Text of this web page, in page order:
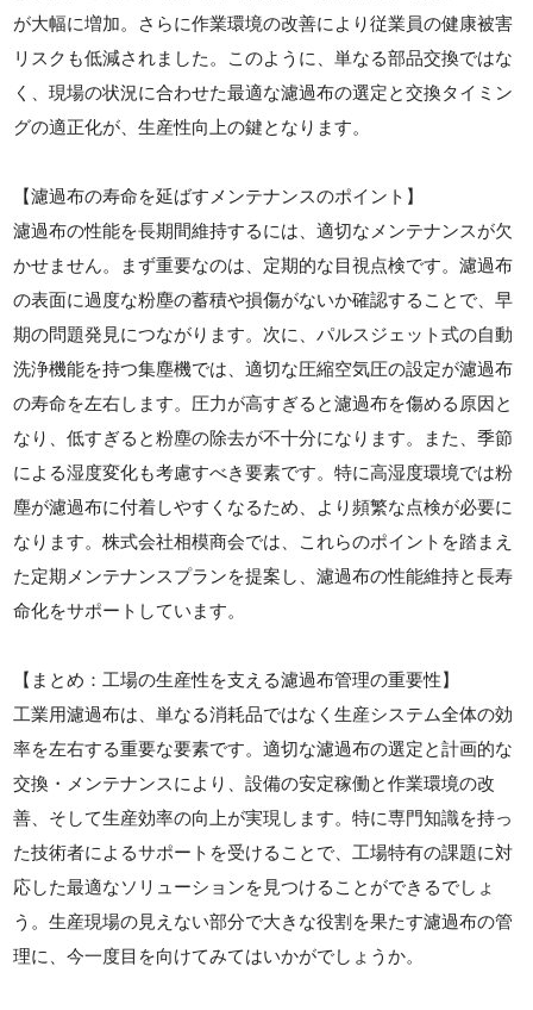
が大幅に増加。さらに作業環境の改善により従業員の健康被害
リスクも低減されました。このように、単なる部品交換ではな
く、現場の状況に合わせた最適な濾過布の選定と交換タイミン
グの適正化が、生産性向上の鍵となります。
【濾過布の寿命を延ばすメンテナンスのポイント】
濾過布の性能を長期間維持するには、適切なメンテナンスが欠
かせません。まず重要なのは、定期的な目視点検です。濾過布
の表面に過度な粉塵の蓄積や損傷がないか確認することで、早
期の問題発見につながります。次に、パルスジェット式の自動
洗浄機能を持つ集塵機では、適切な圧縮空気圧の設定が濾過布
の寿命を左右します。圧力が高すぎると濾過布を傷める原因と
なり、低すぎると粉塵の除去が不十分になります。また、季節
による湿度変化も考慮すべき要素です。特に高湿度環境では粉
塵が濾過布に付着しやすくなるため、より頻繁な点検が必要に
なります。株式会社相模商会では、これらのポイントを踏まえ
た定期メンテナンスプランを提案し、濾過布の性能維持と長寿
命化をサポートしています。
【まとめ：工場の生産性を支える濾過布管理の重要性】
工業用濾過布は、単なる消耗品ではなく生産システム全体の効
率を左右する重要な要素です。適切な濾過布の選定と計画的な
交換・メンテナンスにより、設備の安定稼働と作業環境の改
善、そして生産効率の向上が実現します。特に専門知識を持っ
た技術者によるサポートを受けることで、工場特有の課題に対
応した最適なソリューションを見つけることができるでしょ
う。生産現場の見えない部分で大きな役割を果たす濾過布の管
理に、今一度目を向けてみてはいかがでしょうか。